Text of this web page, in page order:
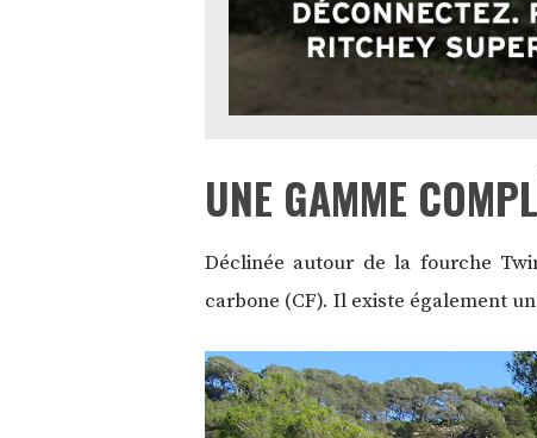
UNE GAMME
Déclinée autour de la fourche
carbone (CF). Il existe également